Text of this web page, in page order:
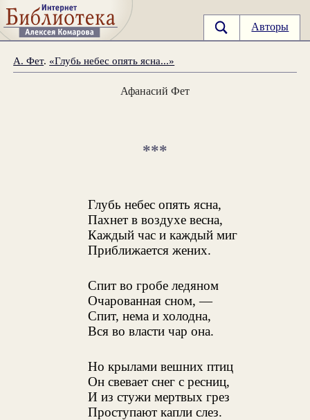
Авторы
А. Фет. «Глубь небес опять ясна...»
Афанасий Фет
***
Глубь небес опять ясна,
Пахнет в воздухе весна,
Каждый час и каждый миг
Приближается жених.
Спит во гробе ледяном
Очарованная сном, —
Спит, нема и холодна,
Вся во власти чар она.
Но крылами вешних птиц
Он свевает снег с ресниц,
И из стужи мертвых грез
Проступают капли слез.